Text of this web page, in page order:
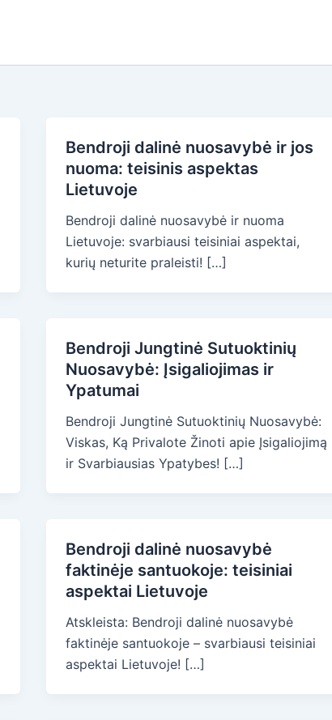
Bendroji dalinė nuosavybė ir jos
nuoma: teisinis aspektas
Lietuvoje
Bendroji dalinė nuosavybė ir nuoma
Lietuvoje: svarbiausi teisiniai aspektai,
kurių neturite praleisti! […]
Bendroji Jungtinė Sutuoktinių
Nuosavybė: Įsigaliojimas ir
Ypatumai
Bendroji Jungtinė Sutuoktinių Nuosavybė:
Viskas, Ką Privalote Žinoti apie Įsigaliojimą
ir Svarbiausias Ypatybes! […]
Bendroji dalinė nuosavybė
faktinėje santuokoje: teisiniai
aspektai Lietuvoje
Atskleista: Bendroji dalinė nuosavybė
faktinėje santuokoje – svarbiausi teisiniai
aspektai Lietuvoje! […]